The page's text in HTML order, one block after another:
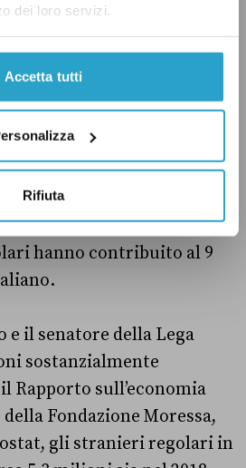
dei loro servizi.
Accetta tutti
Rifiuta
dell’immigrazione
Tony Iwobi ha detto in
che gli
residenti nel nostro Paese
e più di un milione ha la
In totale, secondo Iwobi,
hanno contribuito al 9
e il senatore della Lega
sostanzialmente
Rapporto sull’economia
Fondazione Moressa,
gli stranieri regolari in